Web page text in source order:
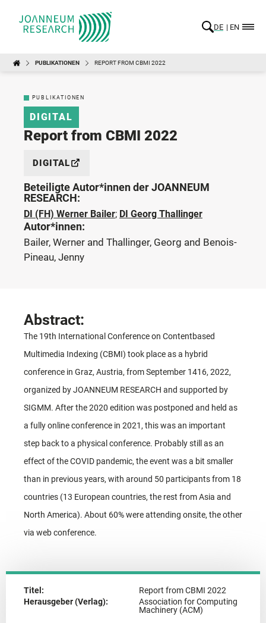
DE EN
PUBLIKATIONEN REPORT FROM CBMI 2022
PUBLIKATIONEN
DIGITAL
Report from CBMI 2022
DIGITAL
Beteiligte Autor*innen der JOANNEUM
RESEARCH:
DI (FH) Werner Bailer; DI Georg Thallinger
Autor*innen:
Bailer, Werner and Thallinger, Georg and Benois-
Pineau, Jenny
Abstract:
The 19th International Conference on Contentbased
Multimedia Indexing (CBMI) took place as a hybrid
conference in Graz, Austria, from September 1416, 2022,
organized by JOANNEUM RESEARCH and supported by
SIGMM. After the 2020 edition was postponed and held as
a fully online conference in 2021, this was an important
step back to a physical conference. Probably still as an
effect of the COVID pandemic, the event was a bit smaller
than in previous years, with around 50 participants from 18
countries (13 European countries, the rest from Asia and
North America). About 60% were attending onsite, the other
via web conference.
Titel:
Report from CBMI 2022
Herausgeber (Verlag):
Association for Computing
Machinery (ACM)